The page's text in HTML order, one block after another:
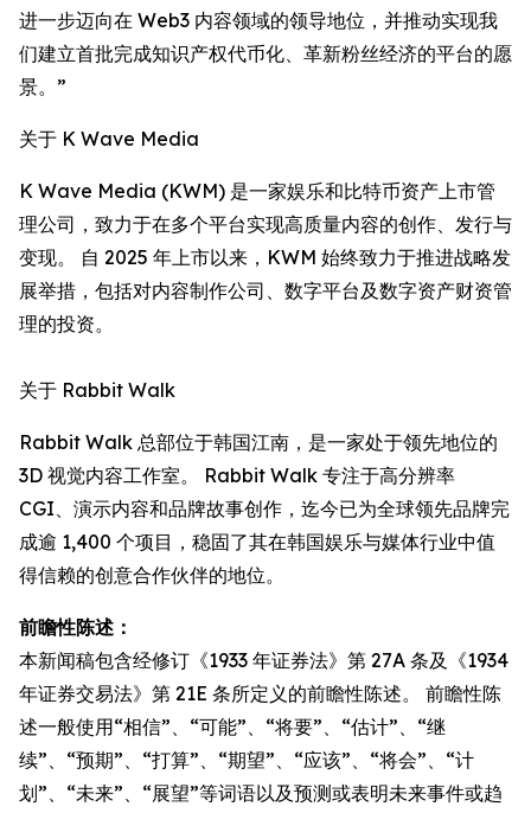
进一步迈向在 Web3 内容领域的领导地位，并推动实现我
们建立首批完成知识产权代币化、革新粉丝经济的平台的愿
景。”
关于 K Wave Media
K Wave Media (KWM) 是一家娱乐和比特币资产上市管
理公司，致力于在多个平台实现高质量内容的创作、发行与
变现。 自 2025 年上市以来，KWM 始终致力于推进战略发
展举措，包括对内容制作公司、数字平台及数字资产财资管
理的投资。
关于 Rabbit Walk
Rabbit Walk 总部位于韩国江南，是一家处于领先地位的
3D 视觉内容工作室。 Rabbit Walk 专注于高分辨率
CGI、演示内容和品牌故事创作，迄今已为全球领先品牌完
成逾 1,400 个项目，稳固了其在韩国娱乐与媒体行业中值
得信赖的创意合作伙伴的地位。
前瞻性陈述：
本新闻稿包含经修订《1933 年证券法》第 27A 条及《1934
年证券交易法》第 21E 条所定义的前瞻性陈述。 前瞻性陈
述一般使用“相信”、“可能”、“将要”、“估计”、“继
续”、“预期”、“打算”、“期望”、“应该”、“将会”、“计
划”、“未来”、“展望”等词语以及预测或表明未来事件或趋